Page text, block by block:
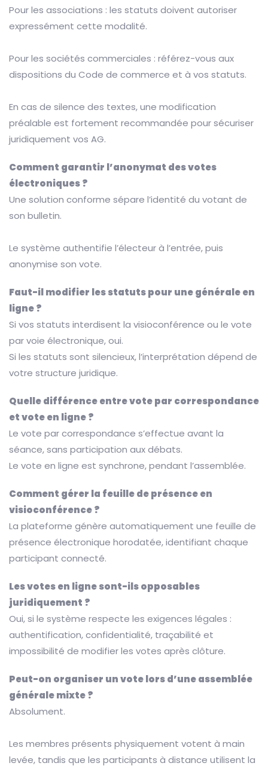
Pour les associations : les statuts doivent autoriser
expressément cette modalité.
Pour les sociétés commerciales : référez-vous aux
dispositions du Code de commerce et à vos statuts.
En cas de silence des textes, une modification
préalable est fortement recommandée pour sécuriser
juridiquement vos AG.
Comment garantir l’anonymat des votes
électroniques ?
Une solution conforme sépare l’identité du votant de
son bulletin.
Le système authentifie l’électeur à l’entrée, puis
anonymise son vote.
Faut-il modifier les statuts pour une générale en
ligne ?
Si vos statuts interdisent la visioconférence ou le vote
par voie électronique, oui.
Si les statuts sont silencieux, l’interprétation dépend de
votre structure juridique.
Quelle différence entre vote par correspondance
et vote en ligne ?
Le vote par correspondance s’effectue avant la
séance, sans participation aux débats.
Le vote en ligne est synchrone, pendant l’assemblée.
Comment gérer la feuille de présence en
visioconférence ?
La plateforme génère automatiquement une feuille de
présence électronique horodatée, identifiant chaque
participant connecté.
Les votes en ligne sont-ils opposables
juridiquement ?
Oui, si le système respecte les exigences légales :
authentification, confidentialité, traçabilité et
impossibilité de modifier les votes après clôture.
Peut-on organiser un vote lors d’une assemblée
générale mixte ?
Absolument.
Les membres présents physiquement votent à main
levée, tandis que les participants à distance utilisent la